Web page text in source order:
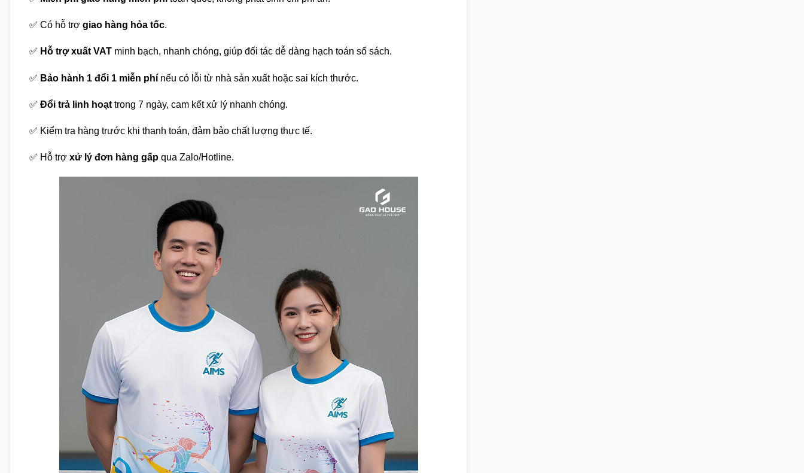
✅ Có hỗ trợ giao hàng hỏa tốc.
✅ Hỗ trợ xuất VAT minh bạch, nhanh chóng, giúp đối tác dễ dàng hạch toán sổ sách.
✅ Bảo hành 1 đổi 1 miễn phí nếu có lỗi từ nhà sản xuất hoặc sai kích thước.
✅ Đổi trả linh hoạt trong 7 ngày, cam kết xử lý nhanh chóng.
✅ Kiểm tra hàng trước khi thanh toán, đảm bảo chất lượng thực tế.
✅ Hỗ trợ xử lý đơn hàng gấp qua Zalo/Hotline.